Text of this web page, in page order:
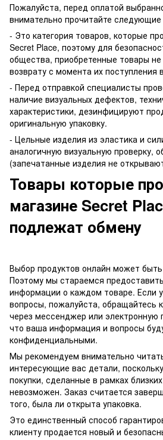
Пожалуйста, перед оплатой
внимательно прочитайте следующие
- Это категория товаров, которые
Secret Place, поэтому для
общества, приобретенные товары
возврату с момента их поступления
- Перед отправкой специалисты
наличие визуальных дефектов,
характеристики, дезинфицируют
оригинальную упаковку.
- Цельные изделия из эластика и
аналогичную визуальную проверку,
(запечатанные изделия не
Товары которые
магазине Secret
подлежат обмену
Выбор продуктов онлайн может
Поэтому мы стараемся
информации о каждом товаре. Если
вопросы, пожалуйста, обращайтесь
через мессенджер или электронную
что ваша информация и вопросы
конфиденциальными.
Мы рекомендуем внимательно
интересующие вас детали,
покупки, сделанные в рамках
невозможен. Заказ считается
того, была ли открыта упаковка.
Это единственный способ
клиенту продается новый и